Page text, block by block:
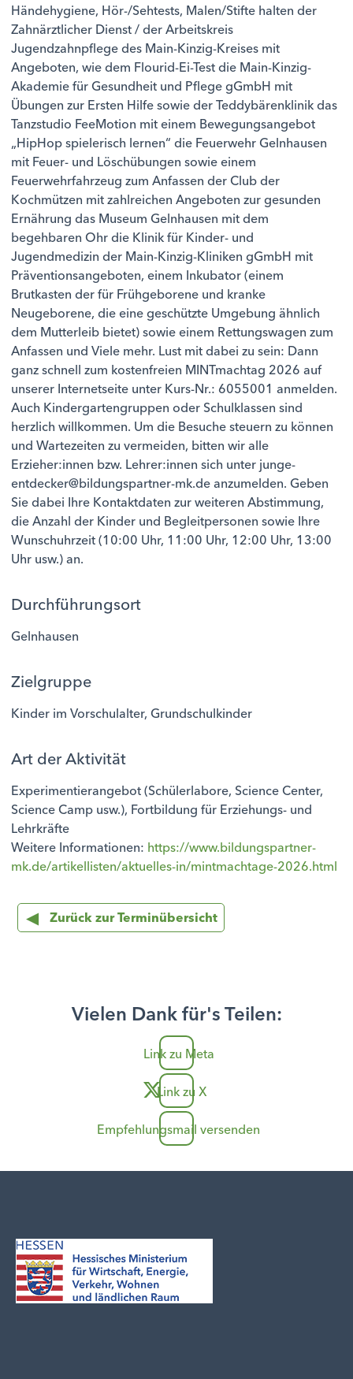
Händehygiene, Hör-/Sehtests, Malen/Stifte halten der
Zahnärztlicher Dienst / der Arbeitskreis
Jugendzahnpflege des Main-Kinzig-Kreises mit
Angeboten, wie dem Flourid-Ei-Test die Main-Kinzig-
Akademie für Gesundheit und Pflege gGmbH mit
Übungen zur Ersten Hilfe sowie der Teddybärenklinik das
Tanzstudio FeeMotion mit einem Bewegungsangebot
„HipHop spielerisch lernen“ die Feuerwehr Gelnhausen
mit Feuer- und Löschübungen sowie einem
Feuerwehrfahrzeug zum Anfassen der Club der
Kochmützen mit zahlreichen Angeboten zur gesunden
Ernährung das Museum Gelnhausen mit dem
begehbaren Ohr die Klinik für Kinder- und
Jugendmedizin der Main-Kinzig-Kliniken gGmbH mit
Präventionsangeboten, einem Inkubator (einem
Brutkasten der für Frühgeborene und kranke
Neugeborene, die eine geschützte Umgebung ähnlich
dem Mutterleib bietet) sowie einem Rettungswagen zum
Anfassen und Viele mehr. Lust mit dabei zu sein: Dann
ganz schnell zum kostenfreien MINTmachtag 2026 auf
unserer Internetseite unter Kurs-Nr.: 6055001 anmelden.
Auch Kindergartengruppen oder Schulklassen sind
herzlich willkommen. Um die Besuche steuern zu können
und Wartezeiten zu vermeiden, bitten wir alle
Erzieher:innen bzw. Lehrer:innen sich unter junge-
entdecker@bildungspartner-mk.de anzumelden. Geben
Sie dabei Ihre Kontaktdaten zur weiteren Abstimmung,
die Anzahl der Kinder und Begleitpersonen sowie Ihre
Wunschuhrzeit (10:00 Uhr, 11:00 Uhr, 12:00 Uhr, 13:00
Uhr usw.) an.
Durchführungsort
Gelnhausen
Zielgruppe
Kinder im Vorschulalter, Grundschulkinder
Art der Aktivität
Experimentierangebot (Schülerlabore, Science Center,
Science Camp usw.), Fortbildung für Erziehungs- und
Lehrkräfte
Weitere Informationen: https://www.bildungspartner-
mk.de/artikellisten/aktuelles-in/mintmachtage-2026.html
Zurück zur Terminübersicht
Vielen Dank für's Teilen:
Link zu Meta
Link zu X
Empfehlungsmail versenden